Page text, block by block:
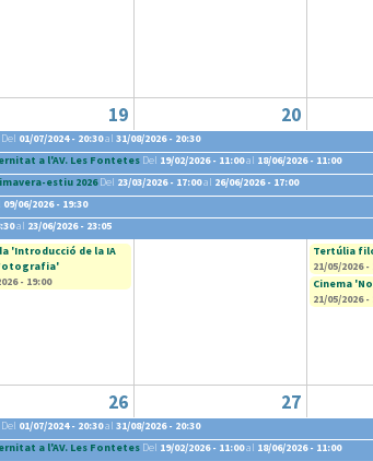
19 20
Del 01/07/2024 - 20:30al 31/08/2026 - 20:30
a l'AV. Les Fontetes Del 19/02/2026 - 11:00al 18/06/2026 - 11:00
estiu 2026 Del 23/03/2026 - 17:00al 26/06/2026 - 17:00
09/06/2026 - 19:30
al 23/06/2026 - 23:05
16/05/2026 - 11:00al18/05/2026 - 14:30
'Introducció de la IA
- 19:00
Tertúlia
21/05/2026 -
Cinema
21/05/2026 -
26 27
Del 01/07/2024 - 20:30al 31/08/2026 - 20:30
a l'AV. Les Fontetes Del 19/02/2026 - 11:00al 18/06/2026 - 11:00